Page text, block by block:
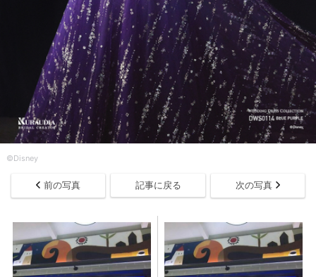
©Disney
前の写真 記事に戻る 次の写真